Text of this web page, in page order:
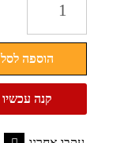
ריפודית
הוספה לסל
קנה עכשיו